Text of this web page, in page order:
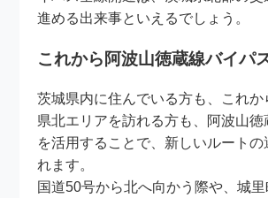
進める出来事といえるでしょう。
これから阿波山徳蔵線バイパ
茨城県内に住んでいる方も、これか
県北エリアを訪れる方も、阿波山徳
を活用することで、新しいルートの
れます。
国道50号から北へ向かう際や、城